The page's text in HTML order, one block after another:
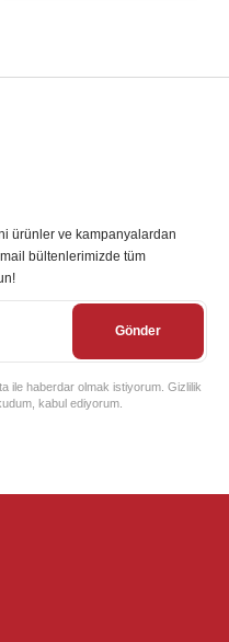
ürünler ve kampanyalardan
bültenlerimizde tüm
Gönder
ile haberdar olmak istiyorum. Gizlilik
kabul ediyorum.